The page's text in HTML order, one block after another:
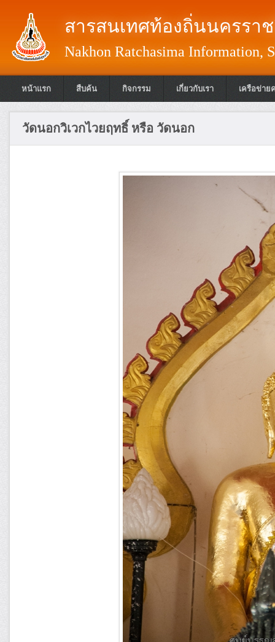
สารสนเทศท้องถิ่นนครรา
Nakhon Ratchasima Information,
หน้าแรก สืบค้น กิจกรรม เกี่ยวกับเรา เครือข่าย
วัดนอกวิเวกไวยฤทธิ์ หรือ วัดนอก